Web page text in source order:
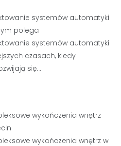
systemów automatyki
polega
systemów automatyki
czasach, kiedy
się…
wykończenia wnętrz
wykończenia wnętrz w